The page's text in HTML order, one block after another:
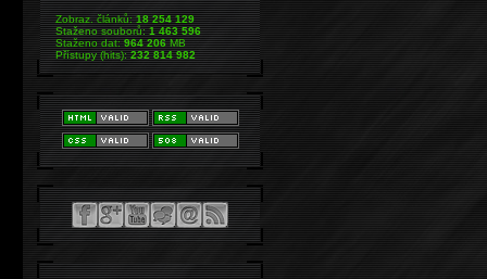
Zobraz. článků:18 254 129
Staženo souborů:1 463 596
Staženo dat:964 206MB
Přístupy (hits):232 814 982